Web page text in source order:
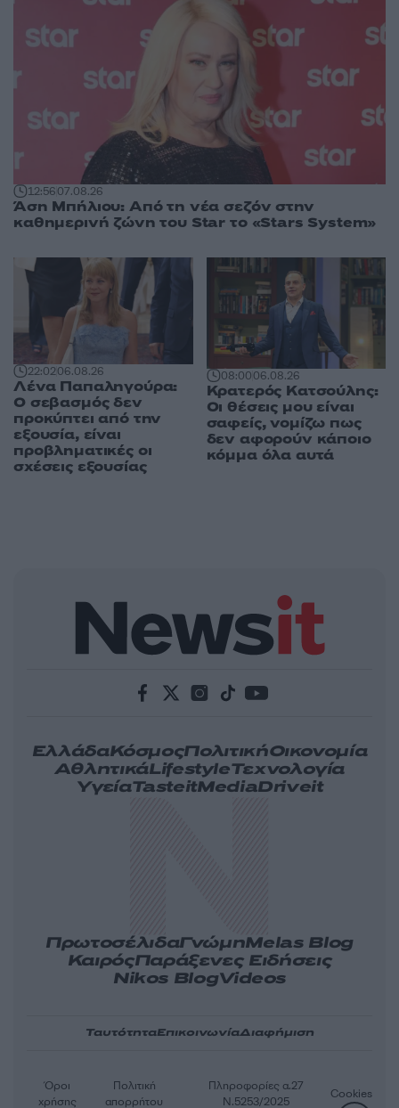
12:5607.08.26
Άση Μπήλιου: Από τη νέα σεζόν στην
καθημερινή ζώνη του Star το «Stars System»
22:0206.08.26
Λένα Παπαληγούρα:
Ο σεβασμός δεν
προκύπτει από την
εξουσία, είναι
προβληματικές οι
σχέσεις εξουσίας
08:0006.08.26
Κρατερός Κατσούλης:
Οι θέσεις μου είναι
σαφείς, νομίζω πως
δεν αφορούν κάποιο
κόμμα όλα αυτά
ΕλλάδαΚόσμοςΠολιτικήΟικονομία
ΑθλητικάLifestyleΤεχνολογία
ΥγείαTasteitMediaDriveit
ΠρωτοσέλιδαΓνώμηMelas Blog
ΚαιρόςΠαράξενες Ειδήσεις
Nikos BlogVideos
ΤαυτότηταΕπικοινωνίαΔιαφήμιση
Όροι
χρήσης
Πολιτική
απορρήτου
Πληροφορίες α.27
Ν.5253/2025
Cookies